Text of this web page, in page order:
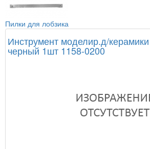
Пилки для лобзика
Инструмент моделир.д/
черный 1шт 1158-0200